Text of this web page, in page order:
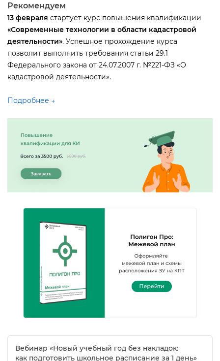
Рекомендуем
13 февраля стартует курс повышения квалификации
«Современные технологии в области кадастровой
деятельности». Успешное прохождение курса
позволит выполнить требования статьи 29.1
Федерального закона от 24.07.2007 г. №221-ФЗ «О
кадастровой деятельности».
Подробнее →
ебинар «Новый учебный год без накладок:
как подготовить школьное расписание за 1 день»